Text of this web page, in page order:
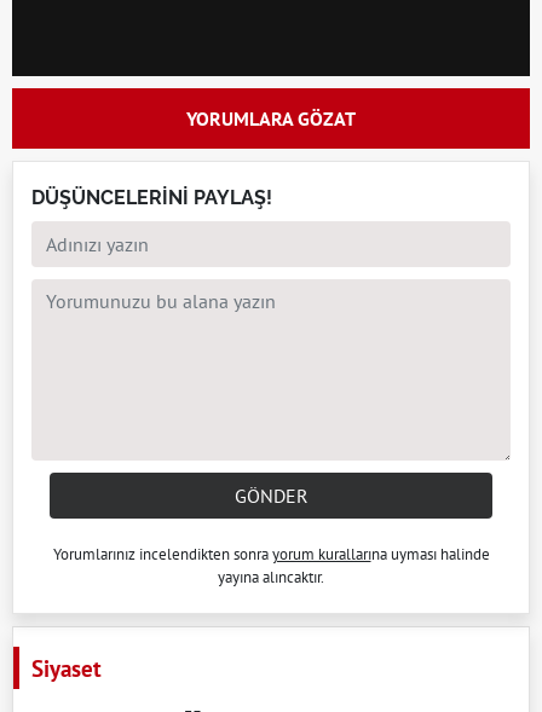
YORUMLARA GÖZAT
DÜŞÜNCELERİNİ PAYLAŞ!
GÖNDER
Yorumlarınız incelendikten sonrayorum kurallarına uyması halinde
yayına alıncaktır.
Siyaset